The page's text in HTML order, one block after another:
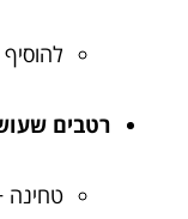
רטבים
טחינה